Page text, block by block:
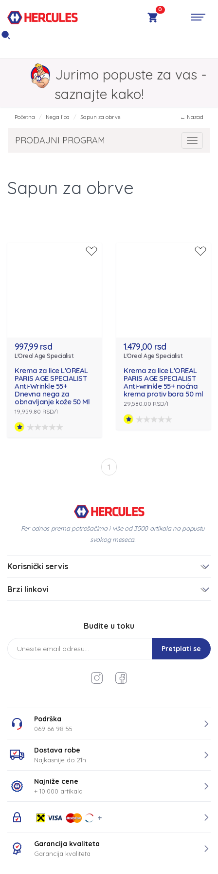
0
Jurimo popuste za vas -
saznajte kako!
Početna Nega lica Sapun za obrve ← Nazad
Toggle
PRODAJNI PROGRAM
Sapun za obrve
997,99 rsd
L'Oreal Age Specialist
Krema za lice L'OREAL
PARIS AGE SPECIALIST
Anti-Wrinkle 55+
Dnevna nega za
obnavljanje kože 50 Ml
19,959.80 RSD/l
1.479,00 rsd
L'Oreal Age Specialist
Krema za lice L'OREAL
PARIS AGE SPECIALIST
Anti-wrinkle 55+ noćna
krema protiv bora 50 ml
29,580.00 RSD/l
1
Fer odnos prema potrošačima i više od 3500 artikala na popustu
svakog meseca.
Korisnički servis
Brzi linkovi
Budite u toku
Pretplati se
Podrška
069 66 98 55
Dostava robe
Najkasnije do 21h
Najniže cene
+ 10.000 artikala
Garancija kvaliteta
Garancija kvaliteta